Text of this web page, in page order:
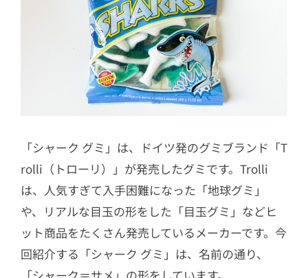
「シャーク グミ」は、ドイツ発のグミブランド「T
rolli（トローリ）」が発売したグミです。Trolli
は、人気すぎて入手困難になった「地球グミ」
や、リアルな目玉の形をした「目玉グミ」などヒ
ット商品をたくさん発売しているメーカーです。今
回紹介する「シャーク グミ」は、名前の通り、